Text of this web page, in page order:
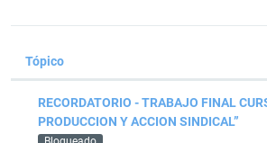
Lista de discussões.
Status
Tópico
RECORDATORIO - TRABAJO FINAL
PRODUCCION Y ACCION SINDICAL”